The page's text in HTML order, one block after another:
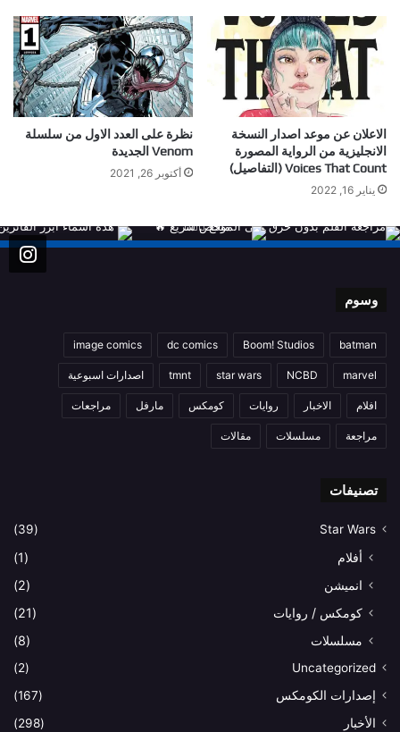
الاعلان عن موعد اصدار النسخة
الانجليزية من الرواية المصورة
Voices That Count (التفاصيل)
يناير 16, 2022
نظرة على العدد الاول من سلسلة
Venom الجديدة
أكتوبر 26, 2021
وسوم
batman
Boom! Studios
dc comics
image comics
marvel
NCBD
star wars
tmnt اصدارات اسبوعية
افلام الاخبار روايات كومكس مارفل مراجعات
مراجعة مسلسلات مقالات
تصنيفات
Star Wars
(39)
أفلام
(1)
انميشن
(2)
كومكس / روايات
(21)
مسلسلات
(8)
Uncategorized
(2)
إصدارات الكومكس
(167)
الأخبار
(298)